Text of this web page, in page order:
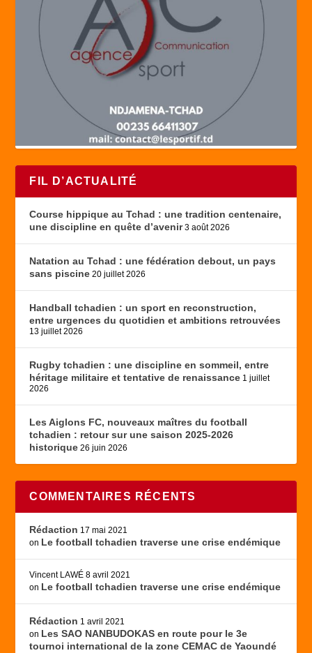
FIL D’ACTUALITÉ
Course hippique au Tchad : une tradition centenaire,
une discipline en quête d’avenir 3 août 2026
Natation au Tchad : une fédération debout, un pays
sans piscine 20 juillet 2026
Handball tchadien : un sport en reconstruction,
entre urgences du quotidien et ambitions retrouvées
13 juillet 2026
Rugby tchadien : une discipline en sommeil, entre
héritage militaire et tentative de renaissance 1 juillet
2026
Les Aiglons FC, nouveaux maîtres du football
tchadien : retour sur une saison 2025-2026
historique 26 juin 2026
COMMENTAIRES RÉCENTS
Rédaction 17 mai 2021
on Le football tchadien traverse une crise endémique
Vincent LAWÉ 8 avril 2021
on Le football tchadien traverse une crise endémique
Rédaction 1 avril 2021
on Les SAO NANBUDOKAS en route pour le 3e
tournoi international de la zone CEMAC de Yaoundé